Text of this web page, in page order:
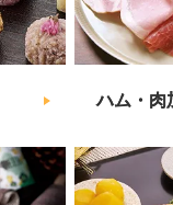
ハム・肉